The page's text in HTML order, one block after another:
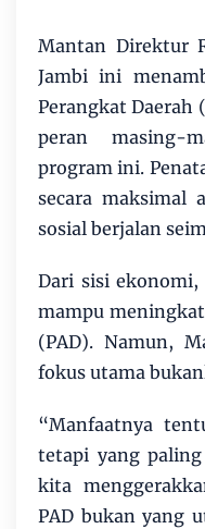
Mantan Direktur
Jambi ini
Perangkat Daerah
peran masing-
program ini.
secara maksimal
sosial berjalan
Dari sisi ekonomi,
mampu
(PAD). Namun,
fokus utama
“Manfaatnya
tetapi yang
kita
PAD bukan yang